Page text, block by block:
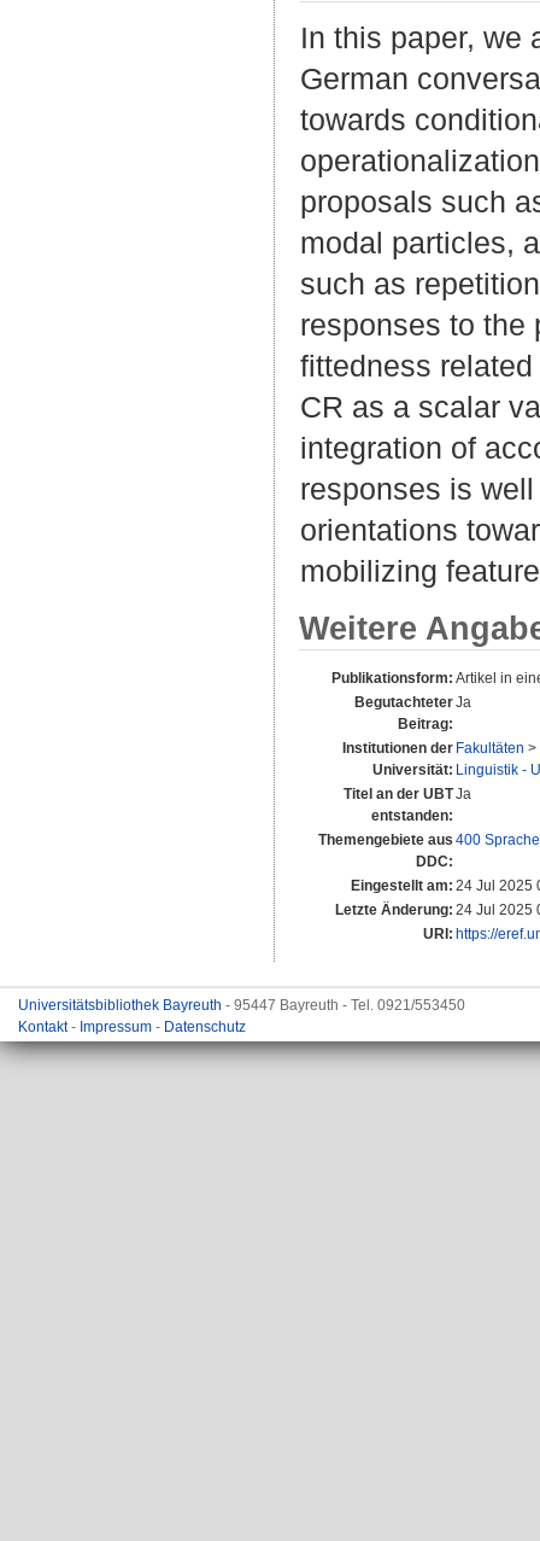
In this paper, we
German
towards
proposals such
modal particles,
such as
responses to the
fittedness
CR as a scalar
integration of
responses is
orientations
mobilizing
Weitere
Publikationsform: Artikel in
Begutachteter
Beitrag:
Ja
Institutionen der
Universität:
Fakultäten >
Linguistik -
Titel an der UBT
entstanden:
Ja
Themengebiete aus
DDC:
400 Sprache
Eingestellt am: 24 Jul 2025
Letzte Änderung: 24 Jul 2025
URI: https://
Universitätsbibliothek Bayreuth - 95447 Bayreuth - Tel. 0921/553450
Kontakt- Impressum - Datenschutz